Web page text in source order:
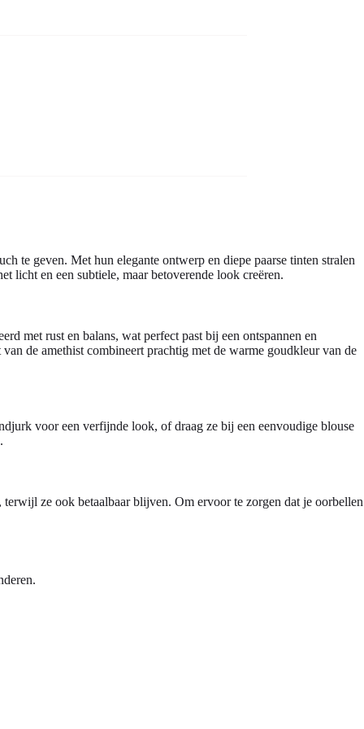
te geven. Met hun elegante ontwerp en diepe paarse tinten stralen
licht en een subtiele, maar betoverende look creëren.
met rust en balans, wat perfect past bij een ontspannen en
de amethist combineert prachtig met de warme goudkleur van de
voor een verfijnde look, of draag ze bij een eenvoudige blouse
ze ook betaalbaar blijven. Om ervoor te zorgen dat je oorbellen